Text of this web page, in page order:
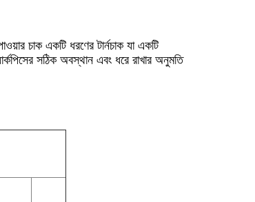
চাক একটি ধরণের টার্নচাক যা একটি
সঠিক অবস্থান এবং ধরে রাখার অনুমতি